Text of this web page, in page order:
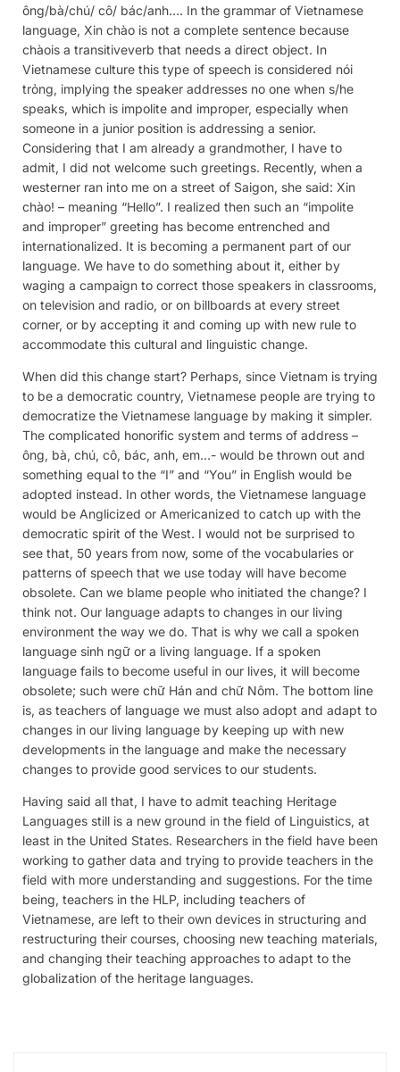
ông/bà/chú/ cô/ bác/anh…. In the grammar of Vietnamese
language, Xin chào is not a complete sentence because
chàois a transitiveverb that needs a direct object. In
Vietnamese culture this type of speech is considered nói
trỏng, implying the speaker addresses no one when s/he
speaks, which is impolite and improper, especially when
someone in a junior position is addressing a senior.
Considering that I am already a grandmother, I have to
admit, I did not welcome such greetings. Recently, when a
westerner ran into me on a street of Saigon, she said: Xin
chào! – meaning “Hello”. I realized then such an “impolite
and improper” greeting has become entrenched and
internationalized. It is becoming a permanent part of our
language. We have to do something about it, either by
waging a campaign to correct those speakers in classrooms,
on television and radio, or on billboards at every street
corner, or by accepting it and coming up with new rule to
accommodate this cultural and linguistic change.
When did this change start? Perhaps, since Vietnam is trying
to be a democratic country, Vietnamese people are trying to
democratize the Vietnamese language by making it simpler.
The complicated honorific system and terms of address –
ông, bà, chú, cô, bác, anh, em…- would be thrown out and
something equal to the “I” and “You” in English would be
adopted instead. In other words, the Vietnamese language
would be Anglicized or Americanized to catch up with the
democratic spirit of the West. I would not be surprised to
see that, 50 years from now, some of the vocabularies or
patterns of speech that we use today will have become
obsolete. Can we blame people who initiated the change? I
think not. Our language adapts to changes in our living
environment the way we do. That is why we call a spoken
language sinh ngữ or a living language. If a spoken
language fails to become useful in our lives, it will become
obsolete; such were chữ Hán and chữ Nôm. The bottom line
is, as teachers of language we must also adopt and adapt to
changes in our living language by keeping up with new
developments in the language and make the necessary
changes to provide good services to our students.
Having said all that, I have to admit teaching Heritage
Languages still is a new ground in the field of Linguistics, at
least in the United States. Researchers in the field have been
working to gather data and trying to provide teachers in the
field with more understanding and suggestions. For the time
being, teachers in the HLP, including teachers of
Vietnamese, are left to their own devices in structuring and
restructuring their courses, choosing new teaching materials,
and changing their teaching approaches to adapt to the
globalization of the heritage languages.